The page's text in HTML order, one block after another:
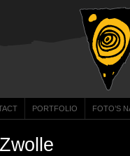
PORTFOLIO FOTO’S